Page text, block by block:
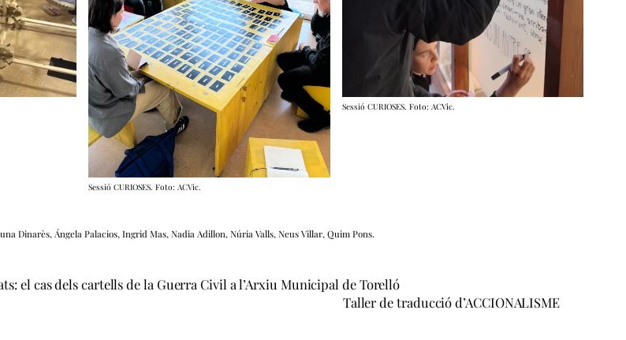
Sessió CURIOSES. Foto: ACVic.
Sessió CURIOSES. Foto: ACVic.
Dinarès, Ángela Palacios, Ingrid Mas, Nadia Adillon, Núria Valls, Neus Villar, Quim Pons.
el cas dels cartells de la Guerra Civil a l’Arxiu Municipal de Torelló
Taller de traducció d’ACCIONALISME